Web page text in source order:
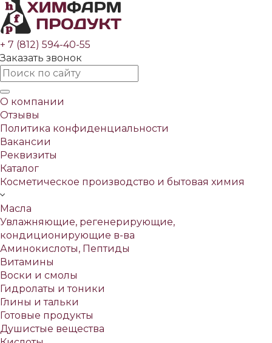
+ 7 (812) 594-40-55
Заказать звонок
О компании
Отзывы
Политика конфиденциальности
Вакансии
Реквизиты
Каталог
Косметическое производство и бытовая химия
Масла
Увлажняющие, регенерирующие,
кондиционирующие в-ва
Аминокислоты, Пептиды
Витамины
Воски и смолы
Гидролаты и тоники
Глины и тальки
Готовые продукты
Душистые вещества